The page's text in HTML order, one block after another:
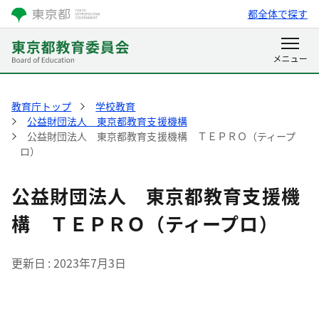
都全体で探す
教育庁トップ
学校教育
公益財団法人 東京都教育支援機構
公益財団法人 東京都教育支援機構 ＴＥＰＲＯ（ティープ
ロ）
公益財団法人 東京都教育支援機
構 ＴＥＰＲＯ（ティープロ）
更新日 2023年7月3日